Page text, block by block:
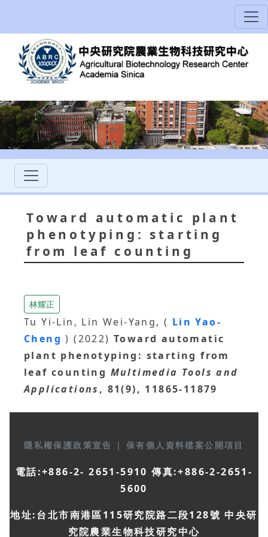
Toward automatic plant
phenotyping: starting
from leaf counting
林耀正
Tu Yi-Lin, Lin Wei-Yang, ( Lin Yao-
Cheng) (2022)Toward automatic
plant phenotyping: starting from
leaf counting Multimedia Tools and
Applications , 81(9), 11865-11879
隱私權保護政策宣告 | 保有個人資料檔案公開項目
電話:+886-2- 2651-5910 傳真:+886-2-2651-
5600
地址:台北市南港區115研究院路二段128號 中央研
究院農業生物科技研究中心